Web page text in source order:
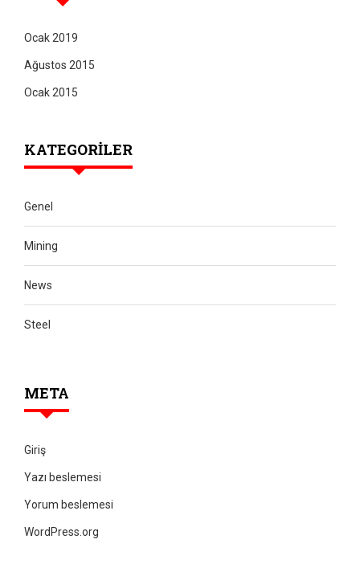
Ocak 2019
Ağustos 2015
Ocak 2015
KATEGORILER
Genel
Mining
News
Steel
META
Giriş
Yazı beslemesi
Yorum beslemesi
WordPress.org